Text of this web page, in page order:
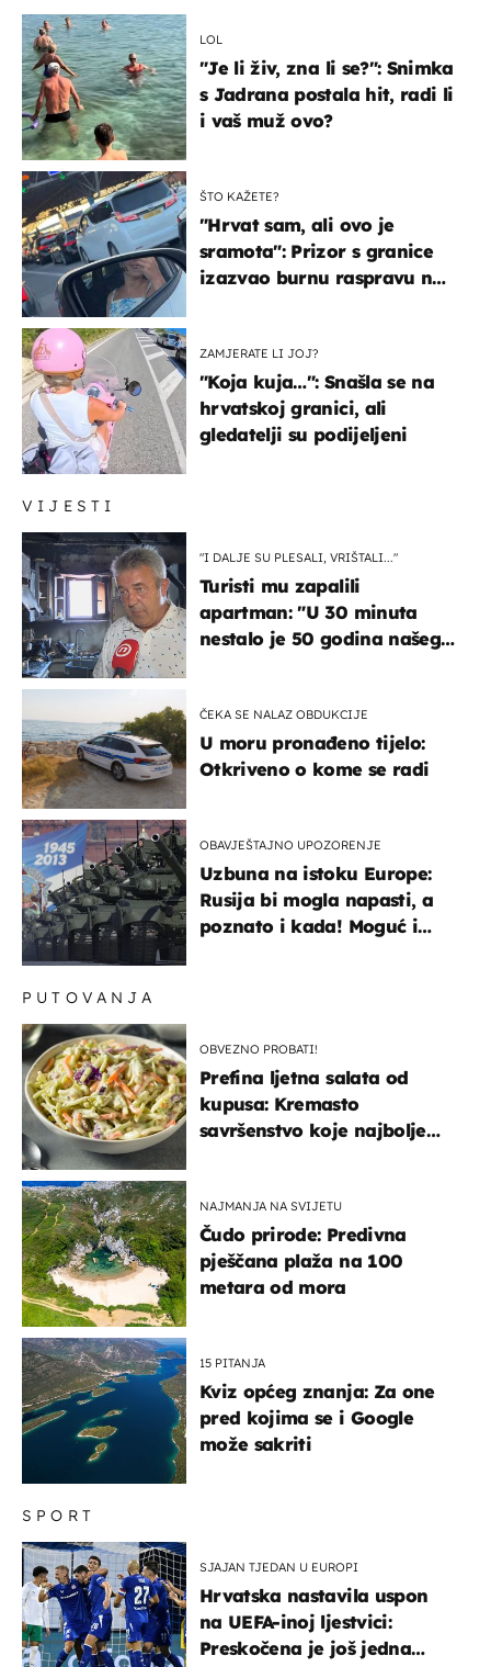
VIJESTI
"I DALJE SU PLESALI, VRIŠTALI..."
Turisti mu zapalili
apartman: "U 30 minuta
nestalo je 50 godina našeg
ČEKA SE NALAZ OBDUKCIJE
U moru pronađeno tijelo:
Otkriveno o kome se radi
OBAVJEŠTAJNO UPOZORENJE
Uzbuna na istoku Europe:
Rusija bi mogla napasti, a
poznato i kada! Moguć i
LOL
"Je li živ, zna li se?": Snimka
s Jadrana postala hit, radi li
i vaš muž ovo?
ŠTO KAŽETE?
"Hrvat sam, ali ovo je
sramota": Prizor s granice
izazvao burnu raspravu na
ZAMJERATE LI JOJ?
"Koja kuja…": Snašla se na
hrvatskoj granici, ali
gledatelji su podijeljeni
SPORT
SJAJAN TJEDAN U EUROPI
Hrvatska nastavila uspon
na UEFA-inoj ljestvici:
Preskočena je još jedna
PUTOVANJA
OBVEZNO PROBATI!
Prefina ljetna salata od
kupusa: Kremasto
savršenstvo koje najbolje
NAJMANJA NA SVIJETU
Čudo prirode: Predivna
pješčana plaža na 100
metara od mora
15 PITANJA
Kviz općeg znanja: Za one
pred kojima se i Google
može sakriti